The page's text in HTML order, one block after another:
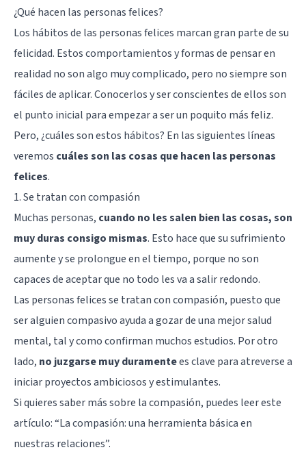
¿Qué hacen las personas felices?
Los hábitos de las personas felices marcan gran parte de su
felicidad. Estos comportamientos y formas de pensar en
realidad no son algo muy complicado, pero no siempre son
fáciles de aplicar. Conocerlos y ser conscientes de ellos son
el punto inicial para empezar a ser un poquito más feliz.
Pero, ¿cuáles son estos hábitos? En las siguientes líneas
veremos cuáles son las cosas que hacen las personas
felices.
1. Se tratan con compasión
Muchas personas, cuando no les salen bien las cosas, son
muy duras consigo mismas. Esto hace que su sufrimiento
aumente y se prolongue en el tiempo, porque no son
capaces de aceptar que no todo les va a salir redondo.
Las personas felices se tratan con compasión, puesto que
ser alguien compasivo ayuda a gozar de una mejor salud
mental, tal y como confirman muchos estudios. Por otro
lado, no juzgarse muy duramentees clave para atreverse a
iniciar proyectos ambiciosos y estimulantes.
Si quieres saber más sobre la compasión, puedes leer este
artículo: “La compasión: una herramienta básica en
nuestras relaciones”.